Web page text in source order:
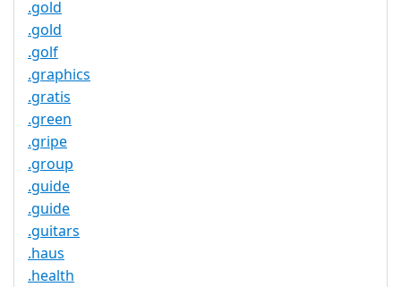
.gold
.gold
.golf
.graphics
.gratis
.green
.gripe
.group
.guide
.guide
.guitars
.haus
.health